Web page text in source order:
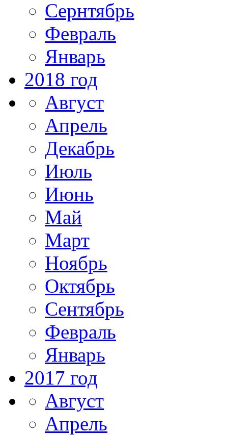
Сернтябрь
Февраль
Январь
2018 год
Август
Апрель
Декабрь
Июль
Июнь
Май
Март
Ноябрь
Октябрь
Сентябрь
Февраль
Январь
2017 год
Август
Апрель